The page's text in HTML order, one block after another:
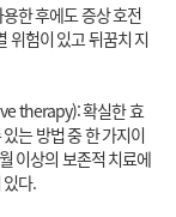
한 후에도 증상 호전
위험이 있고 뒤꿈치 지
therapy): 확실한 효
는 방법 중 한 가지이
이상의 보존적 치료에
다.